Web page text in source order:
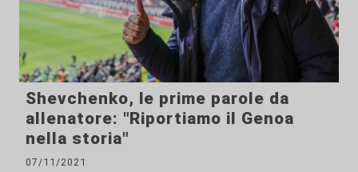
Shevchenko, le prime parole da
allenatore: "Riportiamo il Genoa
nella storia"
07/11/2021